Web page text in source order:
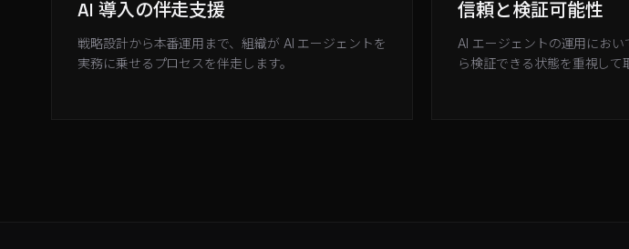
AI 導入の伴走支援
戦略設計から本番運用まで、組織が AI エージェントを
実務に乗せるプロセスを伴走します。
信頼と検証可能性
AI エージェントの運用にお
ら検証できる状態を重視して